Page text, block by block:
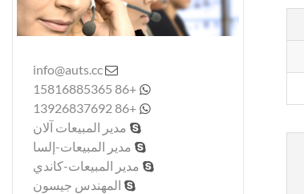

info@auts.cc

+86 15816885365

+86 13926837692
 مدير المبيعات آلان
 مدير المبيعات-إلسا
 مدير المبيعات-كاندي
 المهندس جيسون